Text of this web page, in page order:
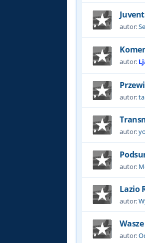
autor:
autor:
autor:
autor:
autor:
Lazio
autor:
autor: